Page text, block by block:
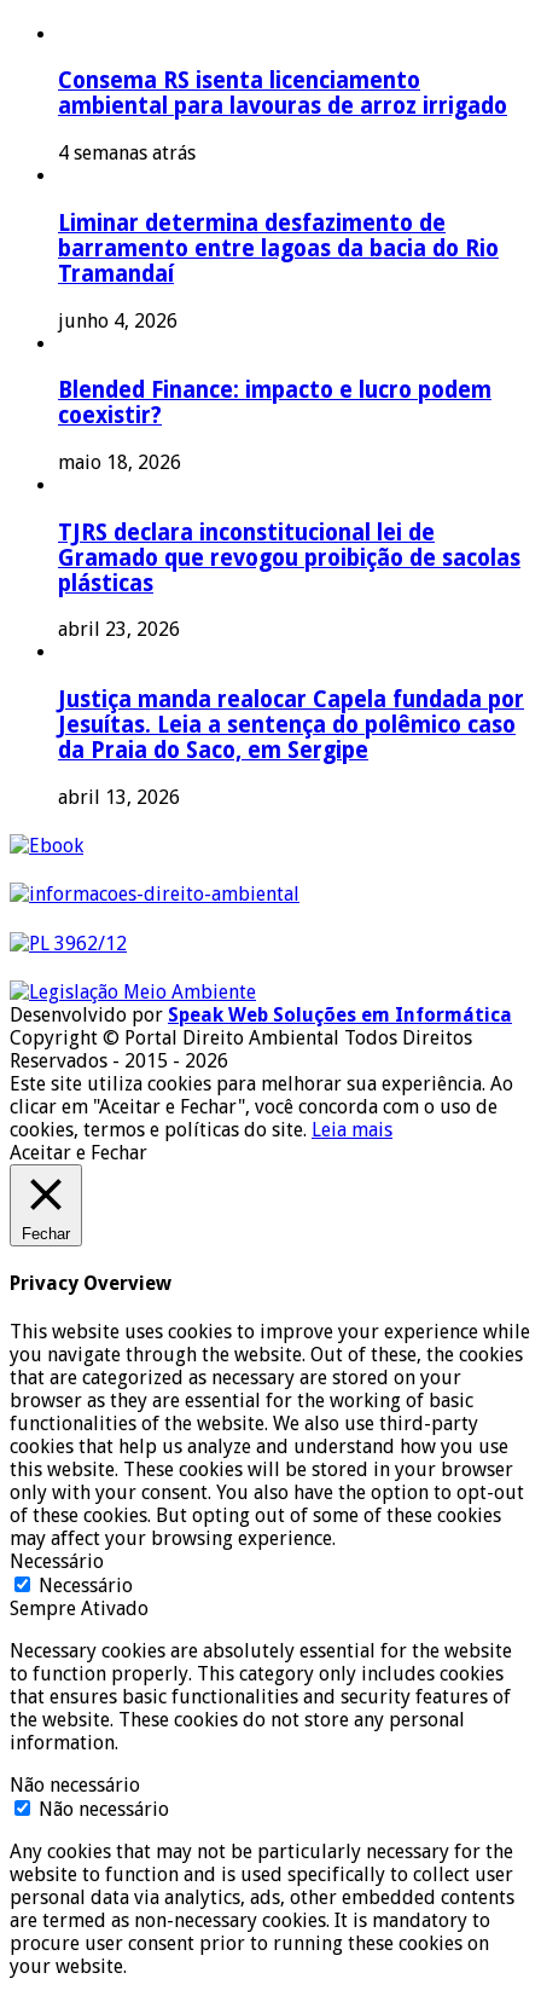
Consema RS isenta licenciamento
ambiental para lavouras de arroz irrigado
4 semanas atrás
Liminar determina desfazimento de
barramento entre lagoas da bacia do Rio
Tramandaí
junho 4, 2026
Blended Finance: impacto e lucro podem
coexistir?
maio 18, 2026
TJRS declara inconstitucional lei de
Gramado que revogou proibição de sacolas
plásticas
abril 23, 2026
Justiça manda realocar Capela fundada por
Jesuítas. Leia a sentença do polêmico caso
da Praia do Saco, em Sergipe
abril 13, 2026
Desenvolvido por Speak Web Soluções em Informática
Copyright © Portal Direito Ambiental Todos Direitos
Reservados - 2015 - 2026
Este site utiliza cookies para melhorar sua experiência. Ao
clicar em "Aceitar e Fechar", você concorda com o uso de
cookies, termos e políticas do site. Leia mais
Aceitar e Fechar
Fechar
Privacy Overview
This website uses cookies to improve your experience while
you navigate through the website. Out of these, the cookies
that are categorized as necessary are stored on your
browser as they are essential for the working of basic
functionalities of the website. We also use third-party
cookies that help us analyze and understand how you use
this website. These cookies will be stored in your browser
only with your consent. You also have the option to opt-out
of these cookies. But opting out of some of these cookies
may affect your browsing experience.
Necessário
Necessário
Sempre Ativado
Necessary cookies are absolutely essential for the website
to function properly. This category only includes cookies
that ensures basic functionalities and security features of
the website. These cookies do not store any personal
information.
Não necessário
Não necessário
Any cookies that may not be particularly necessary for the
website to function and is used specifically to collect user
personal data via analytics, ads, other embedded contents
are termed as non-necessary cookies. It is mandatory to
procure user consent prior to running these cookies on
your website.